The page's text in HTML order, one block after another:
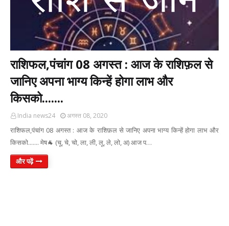
राशिफल,पंचांग 08 अगस्त : आज के राशिफ़ल से
जानिए अपना भाग्य किन्हें होगा लाभ और
किसको.......
India news24 अगस्त 08, 2020
राशिफल,पंचांग 08 अगस्त : आज के राशिफ़ल से जानिए अपना भाग्य किन्हें होगा लाभ और
किसको....... मेष🐐 (चू, चे, चो, ला, ली, लू, ले, लो, अ) आज प…
और पढ़ें